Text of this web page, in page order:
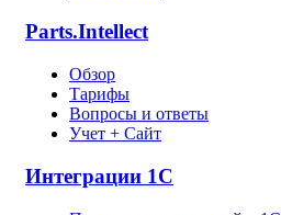
Parts.Intellect
Обзор
Тарифы
Вопросы и ответы
Учет + Сайт
Интеграции 1С